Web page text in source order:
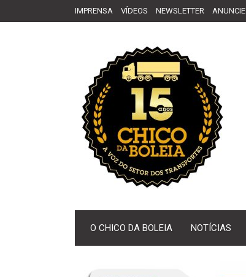
IMPRENSA VÍDEOS NEWSLETTER ANUNCIE
O CHICO DA BOLEIA NOTÍCIAS